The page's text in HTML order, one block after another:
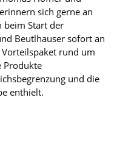
sich gerne an
beim Start der
Beutlhauser sofort an
rund um
Produkte
und die
enthielt.